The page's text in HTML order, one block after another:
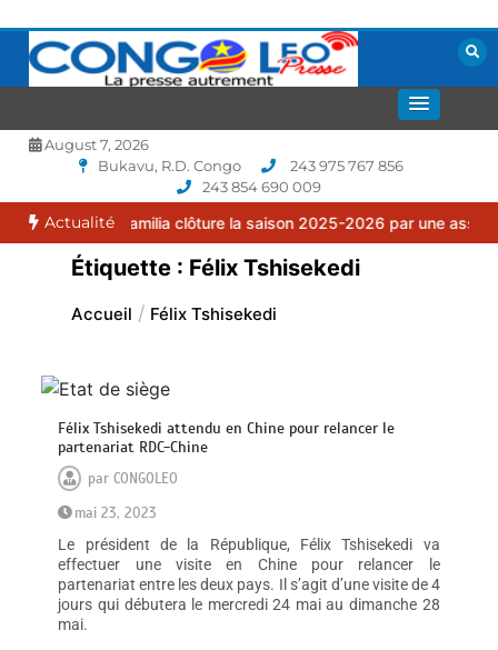
contenu
CONGOLEO
August 7, 2026
Bukavu, R.D. Congo
243 975 767 856
243 854 690 009
Actualité
Puma Familia clôture la saison 2025-2026 par une assemblée
Étiquette : Félix Tshisekedi
Accueil Félix Tshisekedi
Félix Tshisekedi attendu en Chine pour relancer le
partenariat RDC-Chine
parCONGOLEO
mai 23, 2023
Le président de la République, Félix Tshisekedi va
effectuer une visite en Chine pour relancer le
partenariat entre les deux pays. Il s’agit d’une visite de 4
jours qui débutera le mercredi 24 mai au dimanche 28
mai.